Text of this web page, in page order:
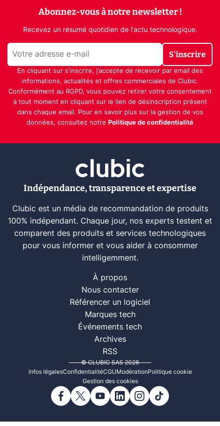
Abonnez-vous à notre newsletter !
Recevez un résumé quotidien de l'actu technologique.
S'inscrire
En cliquant sur s'inscrire, j’accepte de recevoir par email des
informations, actualités et offres commerciales de Clubic.
Conformément au RGPD, vous pouvez retirer votre consentement
à tout moment en cliquant sur le lien de désinscription présent
dans chaque email. Pour en savoir plus sur la gestion de vos
données, consultez notre Politique de confidentialité
Indépendance, transparence et expertise
Clubic est un média de recommandation de produits
100% indépendant. Chaque jour, nos experts testent et
comparent des produits et services technologiques
pour vous informer et vous aider à consommer
intelligemment.
À propos
Nous contacter
Référencer un logiciel
Marques tech
Événements tech
Archives
RSS
© CLUBIC SAS 2026
Infos légalesConfidentialitéCGUModérationPolitique cookie
Gestion des cookies